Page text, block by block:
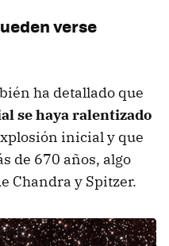
verse
ha detallado que
se haya ralentizado
inicial y que
de 670 años, algo
Chandra y Spitzer.